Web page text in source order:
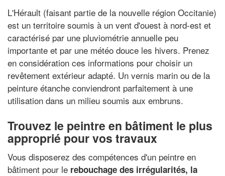
L'Hérault (faisant partie de la nouvelle région Occitanie)
est un territoire soumis à un vent d'ouest à nord-est et
caractérisé par une pluviométrie annuelle peu
importante et par une météo douce les hivers. Prenez
en considération ces informations pour choisir un
revêtement extérieur adapté. Un vernis marin ou de la
peinture étanche conviendront parfaitement à une
utilisation dans un milieu soumis aux embruns.
Trouvez le peintre en bâtiment le plus
approprié pour vos travaux
Vous disposerez des compétences d'un peintre en
bâtiment pour le rebouchage des irrégularités, la